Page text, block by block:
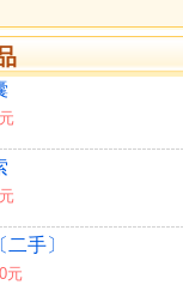
手〕
元
運得失
行運得失
行運得失
敗救應及行運得失
運得失
應及行運得失
行運得失
及行運得失
格局高低看法